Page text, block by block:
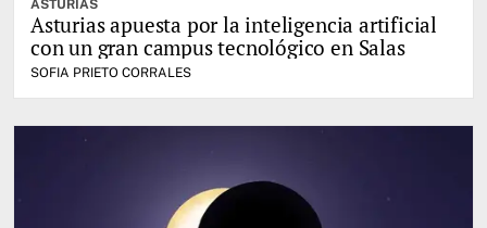
ASTURIAS
Asturias apuesta por la inteligencia artificial
con un gran campus tecnológico en Salas
SOFIA PRIETO CORRALES